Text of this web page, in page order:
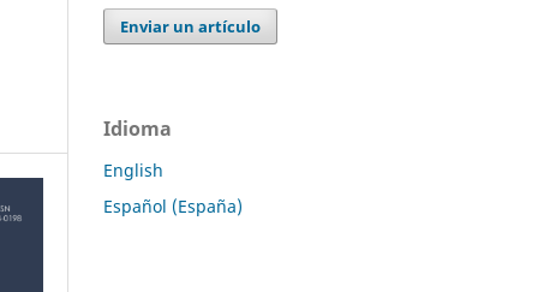
Enviar un artículo
Idioma
English
Español (España)